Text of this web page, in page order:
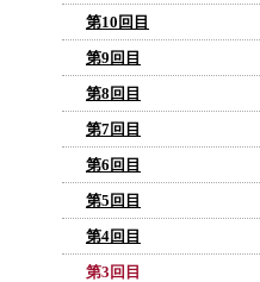
第10回目
第9回目
第8回目
第7回目
第6回目
第5回目
第4回目
第3回目